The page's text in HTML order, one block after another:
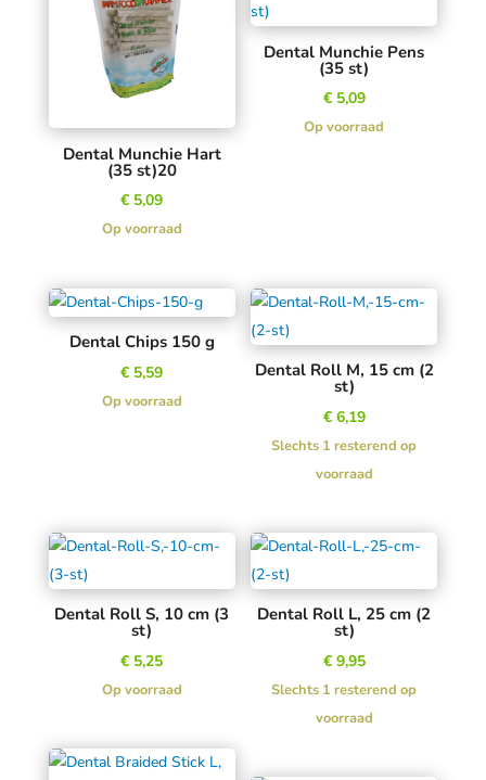
Dental Munchie Hart
(35 st)20
€ 5,09
Op voorraad
Dental Munchie Pens
(35 st)
€5,09
Op voorraad
Dental Chips 150 g
€ 5,59
Op voorraad
Dental Roll M, 15 cm (2
st)
€6,19
Slechts 1 resterend op
voorraad
Dental Roll S, 10 cm (3
st)
€ 5,25
Op voorraad
Dental Roll L, 25 cm (2
st)
€9,95
Slechts 1 resterend op
voorraad